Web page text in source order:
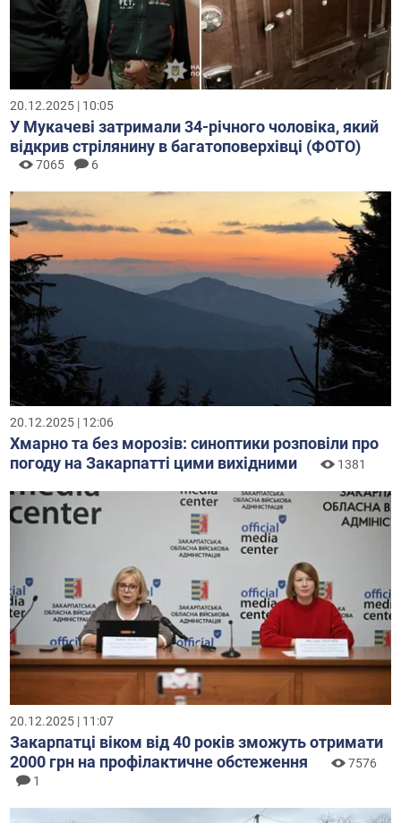
20.12.2025 | 10:05
У Мукачеві затримали 34-річного чоловіка, який
відкрив стрілянину в багатоповерхівці (ФОТО)
7065 6
20.12.2025 | 12:06
Хмарно та без морозів: синоптики розповіли про
погоду на Закарпатті цими вихідними
1381
20.12.2025 | 11:07
Закарпатці віком від 40 років зможуть отримати
2000 грн на профілактичне обстеження
7576
1